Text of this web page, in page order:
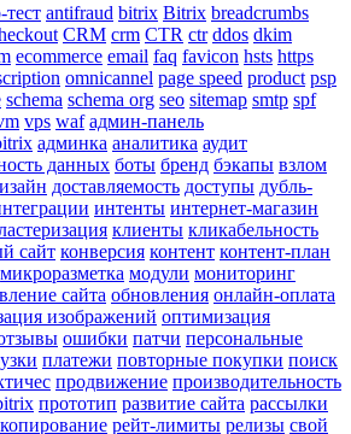
тест antifraud bitrix Bitrix breadcrumbs
CRM crm CTR ctr ddos dkim
ecommerce email faq favicon hsts https
omnicannel page speed product psp
schema schema org seo sitemap smtp spf
vps waf админ-панель
админка аналитика аудит
данных боты бренд бэкапы взлом
доставляемость доступы дубль-
интенты интернет-магазин
клиенты кликабельность
сайт конверсия контент контент-план
микроразметка модули мониторинг
сайта обновления онлайн-оплата
изображений оптимизация
ошибки патчи персональные
платежи повторные покупки поиск
продвижение производительность
прототип развитие сайта рассылки
рейт-лимиты релизы свой